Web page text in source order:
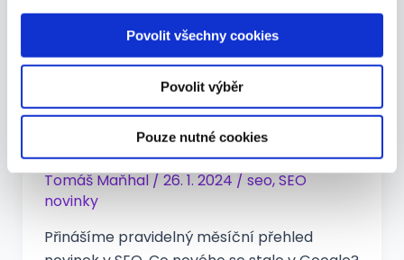
dalšími informacemi, které jste jim poskytli nebo které
získali v důsledku toho, že používáte jejich služby.
Povolit všechny cookies
Povolit výběr
Pouze nutné cookies
Novinky v SEO leden 2024
Tomáš Maňhal / 26. 1. 2024 / seo,SEO
novinky
Přinášíme pravidelný měsíční přehled